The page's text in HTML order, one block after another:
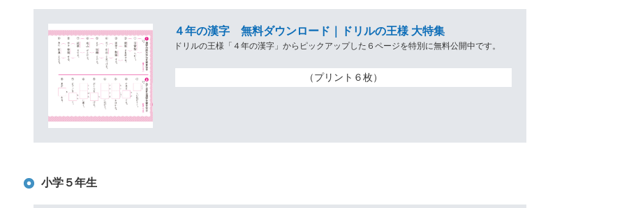
４年の漢字 無料ダウンロード｜ドリルの王様 大特集
ドリルの王様「４年の漢字」からピックアップした６ページを特別に無料公開中です。
（プリント６枚）
小学５年生